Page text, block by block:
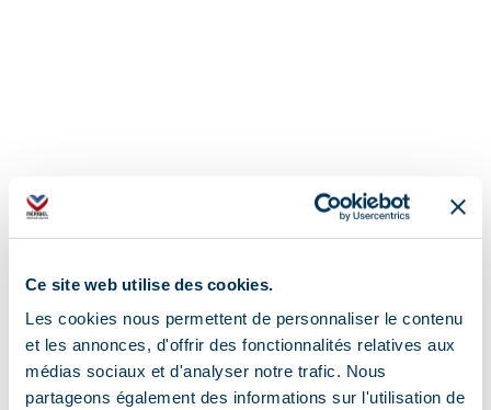
Ce site web utilise des cookies.
Les cookies nous permettent de personnaliser le contenu
et les annonces, d'offrir des fonctionnalités relatives aux
médias sociaux et d'analyser notre trafic. Nous
partageons également des informations sur l'utilisation de